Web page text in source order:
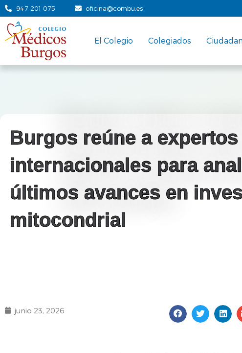
947 201 075 oficina@combu.es
El Colegio Colegiados
Burgos reúne a expertos
internacionales para
últimos avances en
mitocondrial
junio 23, 2026